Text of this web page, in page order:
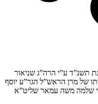
תשנ”ד ע”י הרה”ג שניאור
של מרן הראש”ל הגר”ע יוסף
שלמה משה עמאר שליט”א